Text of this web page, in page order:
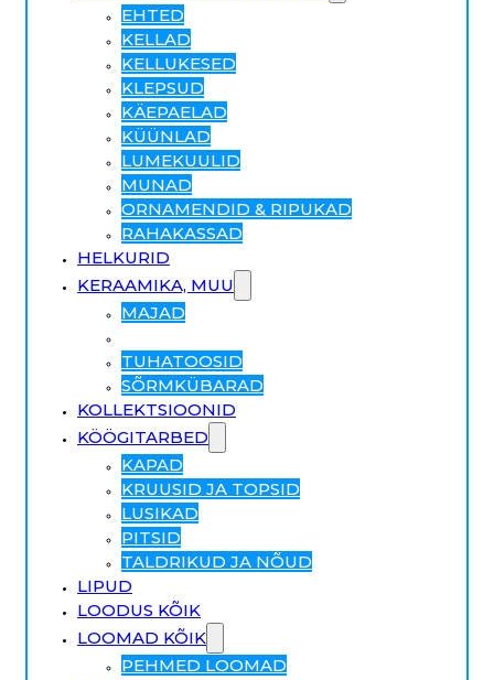
EHTED
KELLAD
KELLUKESED
KLEPSUD
KÄEPAELAD
KÜÜNLAD
LUMEKUULID
MUNAD
ORNAMENDID & RIPUKAD
RAHAKASSAD
HELKURID
KERAAMIKA, MUU
MAJAD
TUHATOOSID
SÕRMKÜBARAD
KOLLEKTSIOONID
KÖÖGITARBED
KAPAD
KRUUSID JA TOPSID
LUSIKAD
PITSID
TALDRIKUD JA NÕUD
LIPUD
LOODUS KÕIK
LOOMAD KÕIK
PEHMED LOOMAD